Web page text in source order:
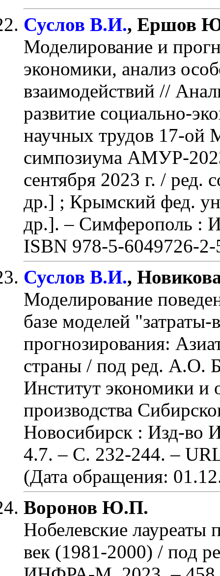
Суслов В.И., Ершов
Моделирование и
экономики, анализ
взаимодействий //
развитие социально-
научных трудов 17-
симпозиума АМУР-
сентября 2023 г. / ред.
др.] ; Крымский фед.
др.]. – Симферополь :
ISBN 978-5-6049726-2-
Суслов В.И.,
Моделирование
базе моделей
прогнозирования:
страны / под ред. А.О.
Институт экономики и
производства
Новосибирск : Изд-
4.7. – С. 232-244. –
(Дата обращения:
Воронов Ю.П.
Нобелевские лауреаты
век (1981-2000) / под